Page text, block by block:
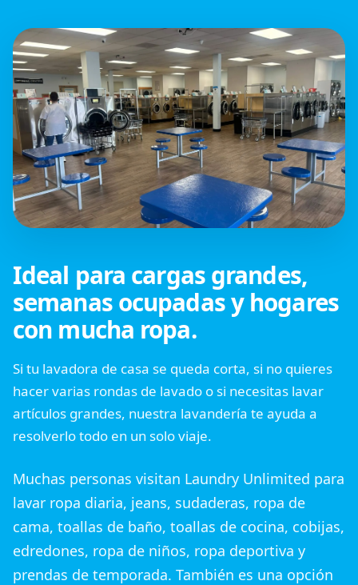
Ideal para cargas grandes,
semanas ocupadas y hogares
con mucha ropa.
Si tu lavadora de casa se queda corta, si no quieres
hacer varias rondas de lavado o si necesitas lavar
artículos grandes, nuestra lavandería te ayuda a
resolverlo todo en un solo viaje.
Muchas personas visitan Laundry Unlimited para
lavar ropa diaria, jeans, sudaderas, ropa de
cama, toallas de baño, toallas de cocina, cobijas,
edredones, ropa de niños, ropa deportiva y
prendas de temporada. También es una opción